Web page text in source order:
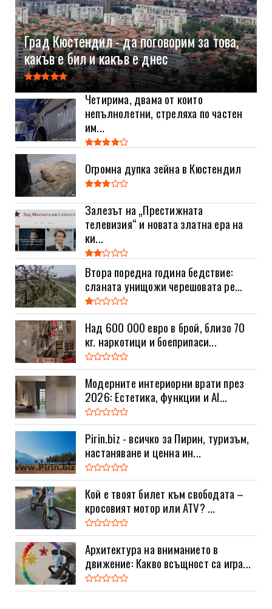
Град Кюстендил - да поговорим за това,
какъв е бил и какъв е днес
Четирима, двама от които
непълнолетни, стреляха по частен
им...
Огромна дупка зейна в Кюстендил
Залезът на „Престижната
телевизия“ и новата златна ера на
ки...
Втора поредна година бедствие:
сланата унищожи черешовата ре...
Над 600 000 евро в брой, близо 70
кг. наркотици и боеприпаси...
Модерните интериорни врати през
2026: Естетика, функции и AI...
Pirin.biz - всичко за Пирин, туризъм,
настаняване и ценна ин...
Кой е твоят билет към свободата –
кросовият мотор или ATV? ...
Архитектура на вниманието в
движение: Какво всъщност са игра...